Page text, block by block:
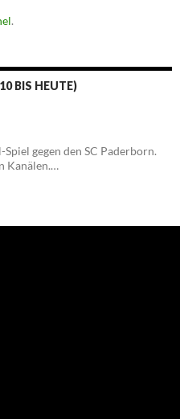
.
BIS HEUTE)
gegen den SC Paderborn.
Kanälen.…